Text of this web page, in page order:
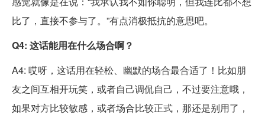
比了，直接不参与了。”有点消极抵抗的意思吧。
Q4: 这话能用在什么场合啊？
A4: 哎呀，这话用在轻松、幽默的场合最合适了！比如朋
友之间互相开玩笑，或者自己调侃自己，不过要注意哦，
如果对方比较敏感，或者场合比较正式，那还是别用了，